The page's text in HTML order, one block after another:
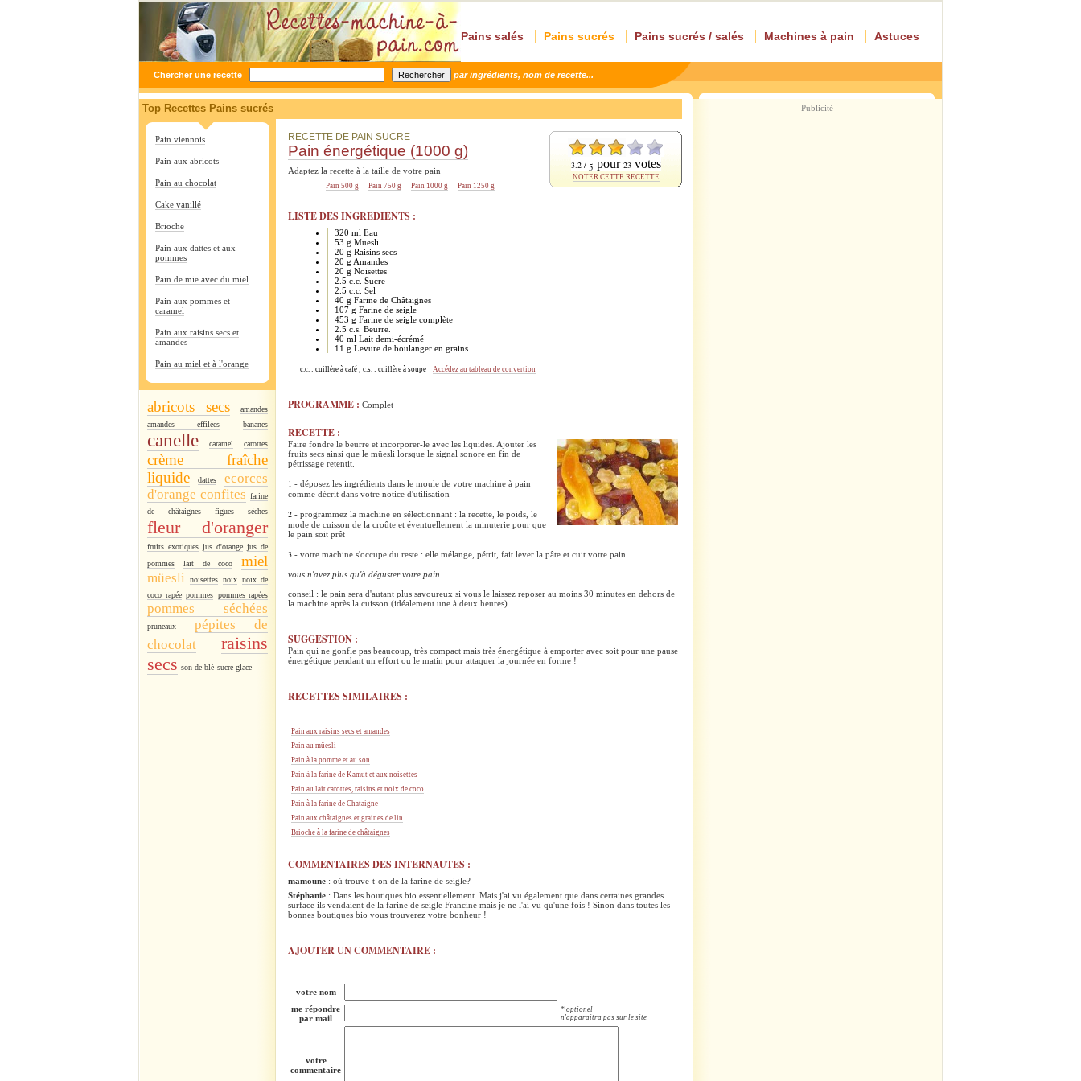
Pains salés Pains sucrés Pains sucrés / salés Machines à pain Astuces
Chercher une recette par ingrédients, nom de recette...
Top Recettes Pains sucrés
Pain viennois
Pain aux abricots
Pain au chocolat
Cake vanillé
Brioche
Pain aux dattes et aux
pommes
Pain de mie avec du miel
Pain aux pommes et
caramel
Pain aux raisins secs et
amandes
Pain au miel et à l'orange
abricots secs
amandes
amandes effilées
bananes
canelle caramel carottes
crème fraîche
liquide
dattes
ecorces
d'orange confites farine
de châtaignes
figues sèches
fleur d'oranger
fruits exotiques jus d'orange jus de
pommes
lait de coco miel
müesli noisettes noix noix de
coco rapée pommes pommes rapées
pommes séchées
pruneaux
pépites de
chocolat
raisins
secs son de blé sucre glace
3.2 / 5 pour 23votes
NOTER CETTE RECETTE
RECETTE DE PAIN SUCRE
Pain énergétique (1000 g)
Adaptez la recette à la taille de votre pain
Pain 500 g Pain 750 g Pain 1000 g Pain 1250 g
LISTE DES INGREDIENTS :
320 ml Eau
53 g Müesli
20 g Raisins secs
20 g Amandes
20 g Noisettes
2.5 c.c. Sucre
2.5 c.c. Sel
40 g Farine de Châtaignes
107 g Farine de seigle
453 g Farine de seigle complète
2.5 c.s. Beurre.
40 ml Lait demi-écrémé
11 g Levure de boulanger en grains
c.c. : cuillère à café ; c.s. : cuillère à soupe Accédez au tableau de convertion
PROGRAMME : Complet
RECETTE :
Faire fondre le beurre et incorporer-le avec les liquides. Ajouter les
fruits secs ainsi que le müesli lorsque le signal sonore en fin de
pétrissage retentit.
1 - déposez les ingrédients dans le moule de votre machine à pain
comme décrit dans votre notice d'utilisation
2 - programmez la machine en sélectionnant : la recette, le poids, le
mode de cuisson de la croûte et éventuellement la minuterie pour que
le pain soit prêt
3 - votre machine s'occupe du reste : elle mélange, pétrit, fait lever la pâte et cuit votre pain...
vous n'avez plus qu'à déguster votre pain
conseil : le pain sera d'autant plus savoureux si vous le laissez reposer au moins 30 minutes en dehors de
la machine après la cuisson (idéalement une à deux heures).
SUGGESTION :
Pain qui ne gonfle pas beaucoup, très compact mais très énergétique à emporter avec soit pour une pause
énergétique pendant un effort ou le matin pour attaquer la journée en forme !
RECETTES SIMILAIRES :
Pain aux raisins secs et amandes
Pain au müesli
Pain à la pomme et au son
Pain à la farine de Kamut et aux noisettes
Pain au lait carottes, raisins et noix de coco
Pain à la farine de Chataigne
Pain aux châtaignes et graines de lin
Brioche à la farine de châtaignes
COMMENTAIRES DES INTERNAUTES :
mamoune : où trouve-t-on de la farine de seigle?
Stéphanie : Dans les boutiques bio essentiellement. Mais j'ai vu également que dans certaines grandes
surface ils vendaient de la farine de seigle Francine mais je ne l'ai vu qu'une fois ! Sinon dans toutes les
bonnes boutiques bio vous trouverez votre bonheur !
AJOUTER UN COMMENTAIRE :
votre nom
me répondre
par mail
* optionel
n'apparaitra pas sur le site
votre
commentaire
Publicité